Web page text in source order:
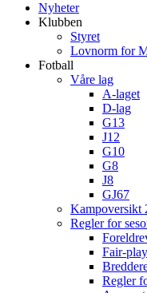
Nyheter
Klubben
Styret
Lovnorm for
Fotball
Våre lag
A-laget
D-lag
G13
J12
G10
G8
J8
GJ67
Kampoversikt
Regler for
Fair-play
Regler